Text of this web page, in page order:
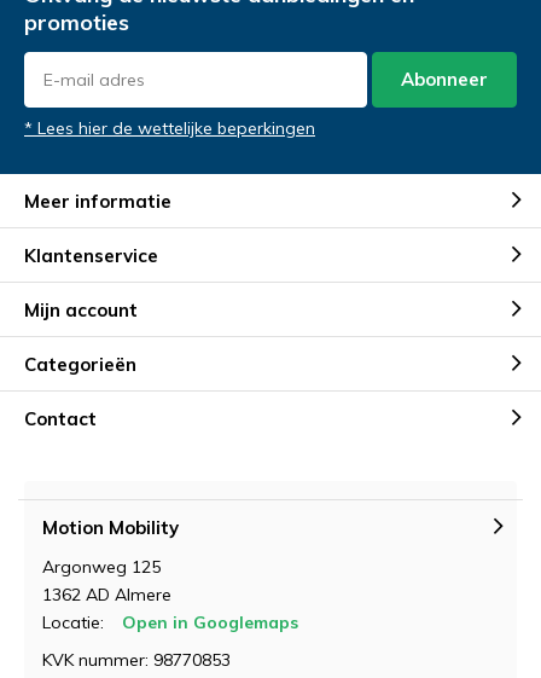
promoties
Abonneer
* Lees hier de wettelijke beperkingen
Meer informatie
Klantenservice
Mijn account
Categorieën
Contact
Motion Mobility
Argonweg 125
1362 AD Almere
Locatie:
Open in Googlemaps
KVK nummer: 98770853